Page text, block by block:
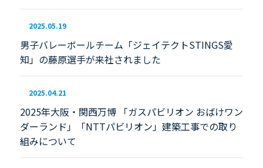
2025.05.19
男子バレーボールチーム「ジェイテクトSTINGS愛
知」の藤原選手が来社されました
2025.04.21
2025年大阪・関西万博 「ガスパビリオン おばけワン
ダーランド」「NTTパビリオン」建築工事での取り
組みについて